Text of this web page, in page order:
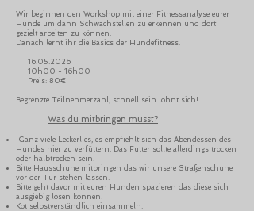
Wir beginnen den Workshop mit einer Fitnessanalyse eurer
Hunde um dann Schwachstellen zu erkennen und dort
gezielt arbeiten zu können.
Danach lernt ihr die Basics der Hundefitness.
16.05.2026
10h00 - 16h00
Preis: 80€
Begrenzte Teilnehmerzahl, schnell sein lohnt sich!
Was du mitbringen musst?
​ Ganz viele Leckerlies, es empfiehlt sich das Abendessen des
Hundes hier zu verfüttern. Das Futter sollte allerdings trocken
oder halbtrocken sein.
Bitte Hausschuhe mitbringen das wir unsere Straßenschuhe
vor der Tür stehen lassen.
Bitte geht davor mit euren Hunden spazieren das diese sich
ausgiebig lösen können!
Kot selbstverständlich einsammeln.